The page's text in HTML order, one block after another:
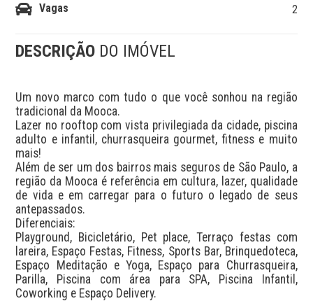
Vagas 2
DESCRIÇÃO DO IMÓVEL
Um novo marco com tudo o que você sonhou na região
tradicional da Mooca.
Lazer no rooftop com vista privilegiada da cidade, piscina
adulto e infantil, churrasqueira gourmet, fitness e muito
mais!
Além de ser um dos bairros mais seguros de São Paulo, a
região da Mooca é referência em cultura, lazer, qualidade
de vida e em carregar para o futuro o legado de seus
antepassados.
Diferenciais:
Playground, Bicicletário, Pet place, Terraço festas com
lareira, Espaço Festas, Fitness, Sports Bar, Brinquedoteca,
Espaço Meditação e Yoga, Espaço para Churrasqueira,
Parilla, Piscina com área para SPA, Piscina Infantil,
Coworking e Espaço Delivery.